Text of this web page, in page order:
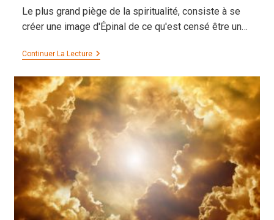
Le plus grand piège de la spiritualité, consiste à se
créer une image d'Épinal de ce qu'est censé être un…
Continuer La LectureLe
Piège
De
La
Spiritualité